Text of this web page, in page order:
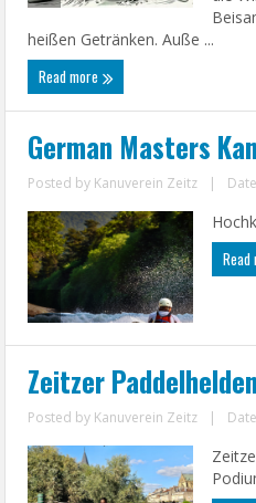
heißen Getränken. Auße ...
Read more
German Masters
Posted by Kanuverein Zeitz |
Read
Zeitzer
Posted by Kanuverein Zeitz |